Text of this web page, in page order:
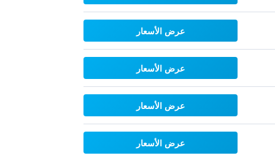
عرض الأسعار
عرض الأسعار
عرض الأسعار
عرض الأسعار